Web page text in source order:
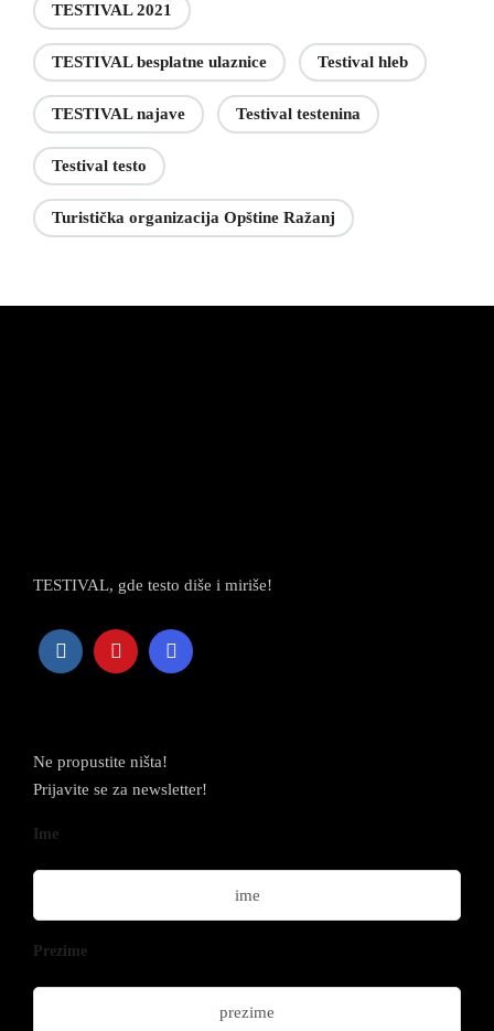
TESTIVAL 2021
TESTIVAL besplatne ulaznice Testival hleb
TESTIVAL najave Testival testenina
Testival testo
Turistička organizacija Opštine Ražanj
TESTIVAL, gde testo diše i miriše!
Ne propustite ništa!
Prijavite se za newsletter!
Ime
Prezime